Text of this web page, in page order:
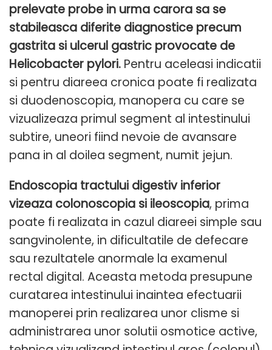
prelevate probe in urma carora sa se
stabileasca diferite diagnostice precum
gastrita si ulcerul gastric provocate de
Helicobacter pylori. Pentru aceleasi indicatii
si pentru diareea cronica poate fi realizata
si duodenoscopia, manopera cu care se
vizualizeaza primul segment al intestinului
subtire, uneori fiind nevoie de avansare
pana in al doilea segment, numit jejun.
Endoscopia tractului digestiv inferior
vizeaza colonoscopia si ileoscopia, prima
poate fi realizata in cazul diareei simple sau
sangvinolente, in dificultatile de defecare
sau rezultatele anormale la examenul
rectal digital. Aceasta metoda presupune
curatarea intestinului inaintea efectuarii
manoperei prin realizarea unor clisme si
administrarea unor solutii osmotice active,